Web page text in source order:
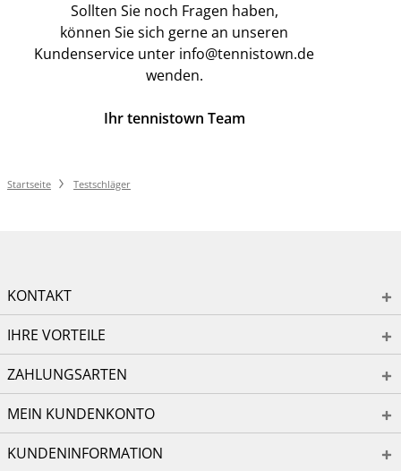
Sollten Sie noch Fragen haben,
können Sie sich gerne an unseren
Kundenservice unter info@tennistown.de
wenden.
Ihr tennistown Team
Startseite Testschläger
KONTAKT
IHRE VORTEILE
ZAHLUNGSARTEN
MEIN KUNDENKONTO
KUNDENINFORMATION